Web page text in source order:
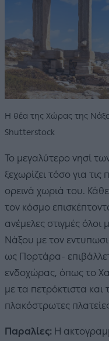
Η θέα της Χώρας της
Shutterstock
Το μεγαλύτερο νησί
ξεχωρίζει τόσο για
ορεινά χωριά του.
τον κόσμο
ανέμελες στιγμές
Νάξου με τον
ως Πορτάρα-
ενδοχώρας, όπως το
με τα πετρόκτιστα και
πλακόστρωτες
Παραλίες: Η